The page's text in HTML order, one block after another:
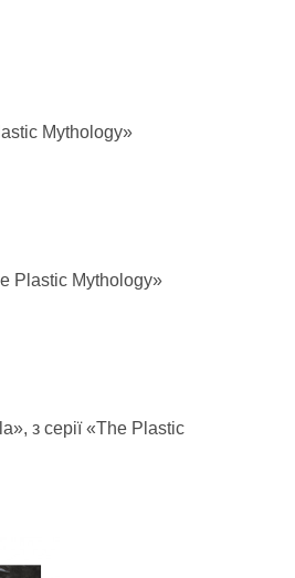
Mythology»
Plastic Mythology»
з серії «The Plastic